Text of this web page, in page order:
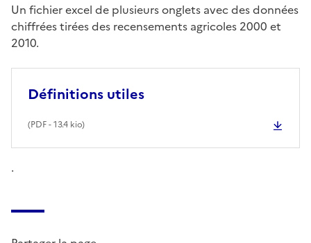
Un fichier excel de plusieurs onglets avec des données
chiffrées tirées des recensements agricoles 2000 et
2010.
Définitions utiles
(PDF- 13.4 kio)
.